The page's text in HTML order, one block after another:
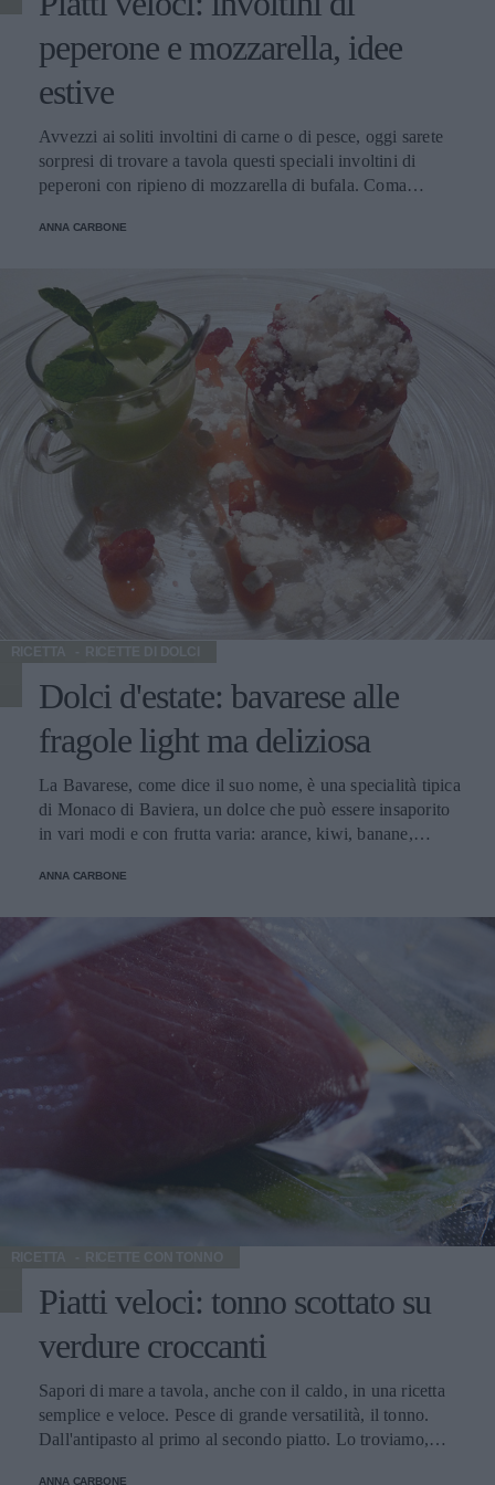
peperone e mozzarella, idee
estive
Avvezzi ai soliti involtini di carne o di pesce, oggi sarete
sorpresi di trovare a tavola questi speciali involtini di
peperoni con ripieno di mozzarella di bufala. Coma
fruttato e leggero deliziosa d’estate per l'aperitivo: il Colli
farcite gli involtini con un frullato di tonno, mollica di
pane, precedentemente ammollata nel latte e strizzata, uno
spicchio d'aglio, una manciata di olive denocciolate e un
cucchiaio di olio d'oliva extravergine.
ANNA CARBONE
RICETTA RICETTE DI DOLCI
Dolci d'estate: bavarese alle
fragole light ma deliziosa
La Bavarese, come dice il suo nome, è una specialità tipica
di Monaco di Baviera, un dolce che può essere insaporito
in vari modi e con frutta varia: arance, kiwi, banane,
cucchiaio al sapore di fragola: un “finto soufflè” con sole
anche per chi segue una dieta iposodica: in compagnia
potrete abbinarla ad un vino che, per la freschezza e la
fragranza del profumo, si abbina perfettamente con il dolce
e il salato. Ovvero, dall'antipasto al dolce ad una
ANNA CARBONE
RICETTA RICETTE CON TONNO
Piatti veloci: tonno scottato su
verdure croccanti
Sapori di mare a tavola, anche con il caldo, in una ricetta
semplice e veloce. Pesce di grande versatilità, il tonno.
Dall'antipasto al primo al secondo piatto. Lo troviamo,
ANNA CARBONE